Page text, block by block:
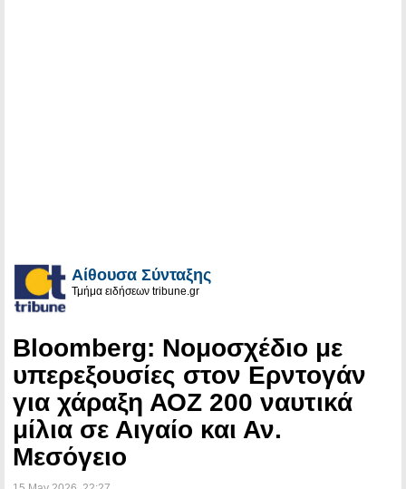
Αίθουσα Σύνταξης
Τμήμα ειδήσεων tribune.gr
Bloomberg: Νομοσχέδιο με
υπερεξουσίες στον Ερντογάν
για χάραξη ΑΟΖ 200 ναυτικά
μίλια σε Αιγαίο και Αν.
Μεσόγειο